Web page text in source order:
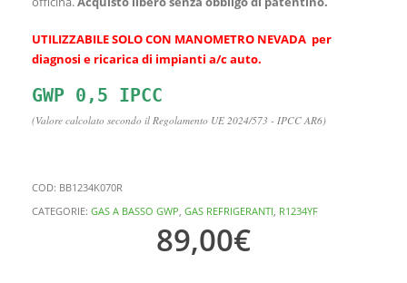
UTILIZZABILE SOLO CON MANOMETRO NEVADA per
diagnosi e ricarica di impianti a/c auto.
(Valore calcolato secondo il Regolamento UE 2024/573 - IPCC AR6)
COD: BB1234K070R
CATEGORIE: GAS A BASSO GWP GAS REFRIGERANTI R1234YF
89,00€